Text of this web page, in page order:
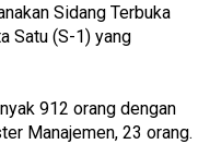
Sidang Terbuka
Satu (S-1) yang
912 orang dengan
Manajemen, 23 orang.